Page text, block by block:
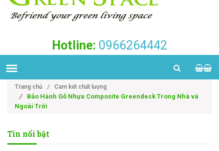
Hotline: 0966264442
Trang chủ / Cam kết chất lượng
/
Bảo Hành Gỗ Nhựa Composite Greendeck Trong Nhà và
Ngoài Trời
Tin nổi bật